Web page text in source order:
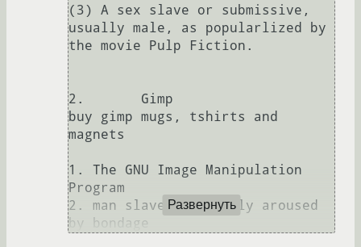
(3) A sex slave or submissive,
usually male, as popularlized by
the movie Pulp Fiction.
2.	 Gimp
buy gimp mugs, tshirts and
magnets
1. The GNU Image Manipulation
Program
2. man slave especially aroused
by bondage
Развернуть